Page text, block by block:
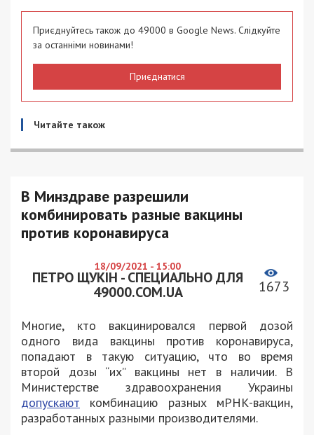
Приєднуйтесь також до 49000 в Google News. Слідкуйте
за останніми новинами!
Приєднатися
Читайте також
В Минздраве разрешили
комбинировать разные вакцины
против коронавируса
18/09/2021 - 15:00
ПЕТРО ЩУКІН - СПЕЦИАЛЬНО ДЛЯ
49000.COM.UA
1673
Многие, кто вакцинировался первой дозой
одного вида вакцины против коронавируса,
попадают в такую ситуацию, что во время
второй дозы “их” вакцины нет в наличии. В
Министерстве здравоохранения Украины
допускают комбинацию разных мРНК-вакцин,
разработанных разными производителями.